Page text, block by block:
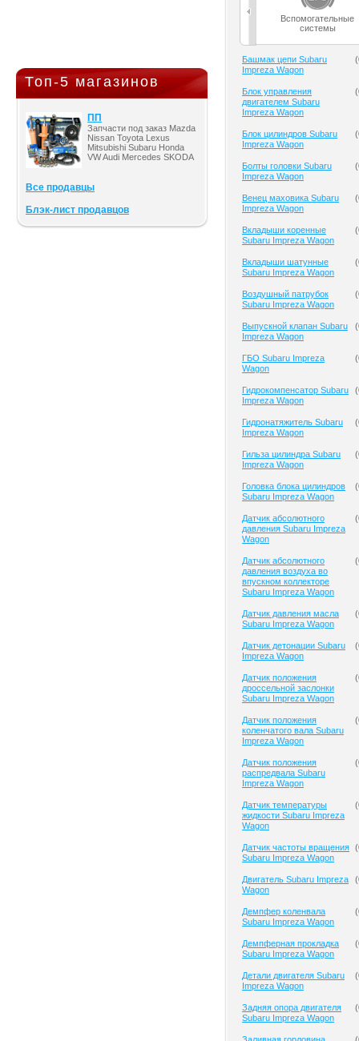
Топ-5 магазинов
ПП
Запчасти под заказ Mazda
Nissan Toyota Lexus
Mitsubishi Subaru Honda
VW Audi Mercedes SKODA
Все продавцы
Блэк-лист продавцов
Вспомогательные
системы
Башмак цепи Subaru
Impreza Wagon
(
Блок управления
двигателем Subaru
Impreza Wagon
(
Блок цилиндров Subaru
Impreza Wagon
(
Болты головки Subaru
Impreza Wagon
(
Венец маховика Subaru
Impreza Wagon
(
Вкладыши коренные
Subaru Impreza Wagon
(
Вкладыши шатунные
Subaru Impreza Wagon
(
Воздушный патрубок
Subaru Impreza Wagon
(
Выпускной клапан Subaru
Impreza Wagon
(
ГБО Subaru Impreza
Wagon
(
Гидрокомпенсатор Subaru
Impreza Wagon
(
Гидронатяжитель Subaru
Impreza Wagon
(
Гильза цилиндра Subaru
Impreza Wagon
(
Головка блока цилиндров
Subaru Impreza Wagon
(
Датчик абсолютного
давления Subaru Impreza
Wagon
(
Датчик абсолютного
давления воздуха во
впускном коллекторе
Subaru Impreza Wagon
(
Датчик давления масла
Subaru Impreza Wagon
(
Датчик детонации Subaru
Impreza Wagon
(
Датчик положения
дроссельной заслонки
Subaru Impreza Wagon
(
Датчик положения
коленчатого вала Subaru
Impreza Wagon
(
Датчик положения
распредвала Subaru
Impreza Wagon
(
Датчик температуры
жидкости Subaru Impreza
Wagon
(
Датчик частоты вращения
Subaru Impreza Wagon
(
Двигатель Subaru Impreza
Wagon
(
Демпфер коленвала
Subaru Impreza Wagon
(
Демпферная прокладка
Subaru Impreza Wagon
(
Детали двигателя Subaru
Impreza Wagon
(
Задняя опора двигателя
Subaru Impreza Wagon
(